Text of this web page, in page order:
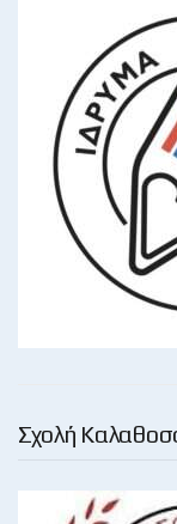
Σχολή